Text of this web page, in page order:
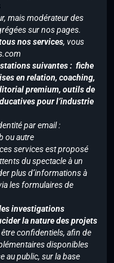
mais modérateur des
sur nos pages.
nos services, vous
suivantes : fiche
en relation, coaching,
premium, outils de
pour l’industrie
par email :
ou autre
services est proposé
du spectacle à un
plus d’informations à
les formulaires de
investigations
la nature des projets
confidentiels, afin de
disponibles
au public, sur la base